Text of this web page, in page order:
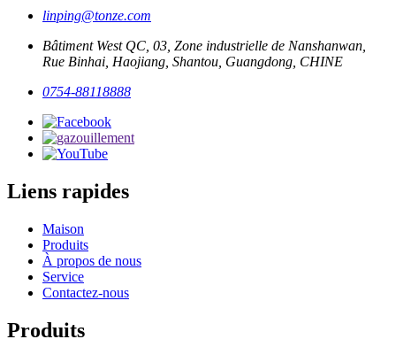
linping@tonze.com
Bâtiment West QC, 03, Zone industrielle de Nanshanwan,
Rue Binhai, Haojiang, Shantou, Guangdong, CHINE
0754-88118888
Liens rapides
Maison
Produits
À propos de nous
Service
Contactez-nous
Produits